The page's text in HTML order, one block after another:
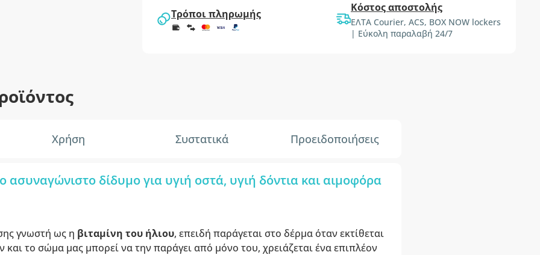
Τρόποι πληρωμής Κόστος αποστολής
ΕΛΤΑ Courier, ACS, BOX NOW lockers
| Εύκολη παραλαβή 24/7
Χρήση Συστατικά Προειδοποιήσεις
ασυναγώνιστο δίδυμο για υγιή οστά, υγιή δόντια και αιμοφόρα
γνωστή ως η βιταμίνη του ήλιου, επειδή παράγεται στο δέρμα όταν εκτίθεται
και το σώμα μας μπορεί να την παράγει από μόνο του, χρειάζεται ένα επιπλέον